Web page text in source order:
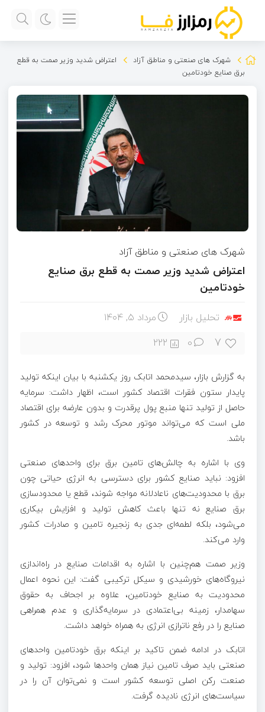
شهرک های صنعتی و مناطق آزاد
اعتراض شدید وزیر صمت به قطع
برق صنایع خودتامین
شهرک های صنعتی و مناطق آزاد
اعتراض شدید وزیر صمت به قطع برق صنایع
خودتامین
تحلیل بازار مرداد ۵, ۱۴۰۴
7
0
222
به گزارش بازار، سیدمحمد اتابک روز یکشنبه با بیان اینکه تولید
پایدار ستون فقرات اقتصاد کشور است، اظهار داشت: سرمایه
حاصل از تولید تنها منبع پول پرقدرت و بدون عارضه برای اقتصاد
ملی است که می‌تواند موتور محرک رشد و توسعه در کشور
باشد.
وی با اشاره به چالش‌های تامین برق برای واحدهای صنعتی
افزود: نباید صنایع کشور برای دسترسی به انرژی حیاتی چون
برق با محدودیت‌های ناعادلانه مواجه شوند، قطع یا محدودسازی
برق صنایع نه تنها باعث کاهش تولید و افزایش بیکاری
می‌شود، بلکه لطمه‌ای جدی به زنجیره تامین و صادرات کشور
وارد می‌کند.
وزیر صمت هم‌چنین با اشاره به اقدامات صنایع در راه‌اندازی
نیروگاه‌های خورشیدی و سیکل ترکیبی گفت: این نحوه اعمال
محدودیت به صنایع خودتامین، علاوه بر اجحاف به حقوق
سهامدار، زمینه بی‌اعتمادی در سرمایه‌گذاری و عدم همراهی
صنایع را در رفع ناترازی انرژی به همراه خواهد داشت.
اتابک در ادامه ضمن تاکید بر اینکه برق خودتامین واحدهای
صنعتی باید صرف تامین نیاز همان واحدها شود، افزود: تولید و
صنعت رکن اصلی توسعه کشور است و نمی‌توان آن را در
سیاست‌های انرژی نادیده گرفت.